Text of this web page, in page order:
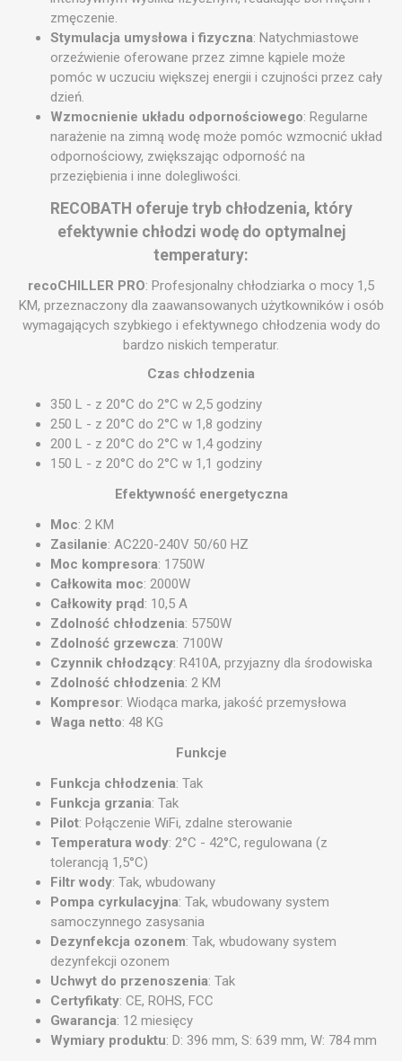
zmęczenie.
Stymulacja umysłowa i fizyczna: Natychmiastowe
orzeźwienie oferowane przez zimne kąpiele może
pomóc w uczuciu większej energii i czujności przez cały
dzień.
Wzmocnienie układu odpornościowego: Regularne
narażenie na zimną wodę może pomóc wzmocnić układ
odpornościowy, zwiększając odporność na
przeziębienia i inne dolegliwości.
RECOBATH oferuje tryb chłodzenia, który
efektywnie chłodzi wodę do optymalnej
temperatury:
recoCHILLER PRO: Profesjonalny chłodziarka o mocy 1,5
KM, przeznaczony dla zaawansowanych użytkowników i osób
wymagających szybkiego i efektywnego chłodzenia wody do
bardzo niskich temperatur.
Czas chłodzenia
350 L - z 20°C do 2°C w 2,5 godziny
250 L - z 20°C do 2°C w 1,8 godziny
200 L - z 20°C do 2°C w 1,4 godziny
150 L - z 20°C do 2°C w 1,1 godziny
Efektywność energetyczna
Moc: 2 KM
Zasilanie: AC220-240V 50/60 HZ
Moc kompresora: 1750W
Całkowita moc: 2000W
Całkowity prąd: 10,5 A
Zdolność chłodzenia: 5750W
Zdolność grzewcza: 7100W
Czynnik chłodzący: R410A, przyjazny dla środowiska
Zdolność chłodzenia: 2 KM
Kompresor: Wiodąca marka, jakość przemysłowa
Waga netto: 48 KG
Funkcje
Funkcja chłodzenia: Tak
Funkcja grzania: Tak
Pilot: Połączenie WiFi, zdalne sterowanie
Temperatura wody: 2°C - 42°C, regulowana (z
tolerancją 1,5°C)
Filtr wody: Tak, wbudowany
Pompa cyrkulacyjna: Tak, wbudowany system
samoczynnego zasysania
Dezynfekcja ozonem: Tak, wbudowany system
dezynfekcji ozonem
Uchwyt do przenoszenia: Tak
Certyfikaty: CE, ROHS, FCC
Gwarancja: 12 miesięcy
Wymiary produktu: D: 396 mm, S: 639 mm, W: 784 mm